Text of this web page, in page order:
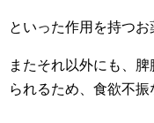
といった作用を持つお
またそれ以外にも、
られるため、食欲不振